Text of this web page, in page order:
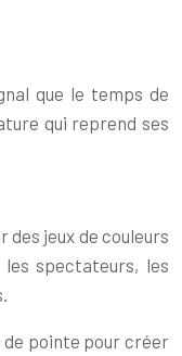
que le temps de
qui reprend ses
jeux de couleurs
spectateurs, les
de pointe pour créer